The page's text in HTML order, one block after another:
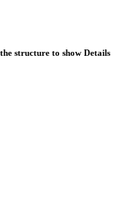
structure to show Details